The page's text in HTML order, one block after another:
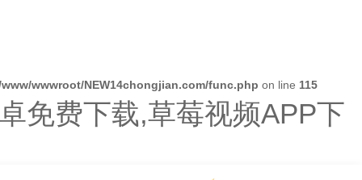
wwwroot/NEW14chongjian.com/func.php on line 115
免费下载,草莓视频APP下